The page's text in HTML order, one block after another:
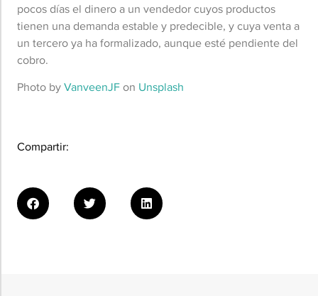
pocos días el dinero a un vendedor cuyos productos
tienen una demanda estable y predecible, y cuya venta a
un tercero ya ha formalizado, aunque esté pendiente del
cobro.
Photo byVanveenJFon Unsplash
Compartir: